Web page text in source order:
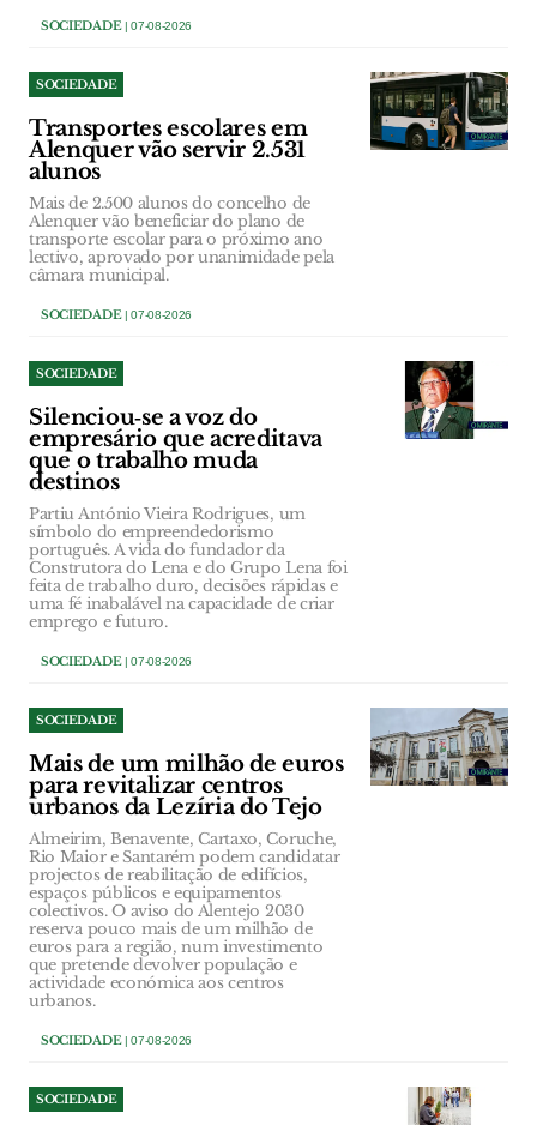
SOCIEDADE| 07-08-2026
SOCIEDADE
Transportes escolares em
Alenquer vão servir 2.531
alunos
Mais de 2.500 alunos do concelho de
Alenquer vão beneficiar do plano de
transporte escolar para o próximo ano
lectivo, aprovado por unanimidade pela
câmara municipal.
SOCIEDADE| 07-08-2026
SOCIEDADE
Silenciou‑se a voz do
empresário que acreditava
que o trabalho muda
destinos
Partiu António Vieira Rodrigues, um
símbolo do empreendedorismo
português. A vida do fundador da
Construtora do Lena e do Grupo Lena foi
feita de trabalho duro, decisões rápidas e
uma fé inabalável na capacidade de criar
emprego e futuro.
SOCIEDADE| 07-08-2026
SOCIEDADE
Mais de um milhão de euros
para revitalizar centros
urbanos da Lezíria do Tejo
Almeirim, Benavente, Cartaxo, Coruche,
Rio Maior e Santarém podem candidatar
projectos de reabilitação de edifícios,
espaços públicos e equipamentos
colectivos. O aviso do Alentejo 2030
reserva pouco mais de um milhão de
euros para a região, num investimento
que pretende devolver população e
actividade económica aos centros
urbanos.
SOCIEDADE| 07-08-2026
SOCIEDADE